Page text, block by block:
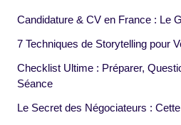
Candidature & CV en France : Le
7 Techniques de Storytelling pour
Checklist Ultime : Préparer,
Séance
Le Secret des Négociateurs :